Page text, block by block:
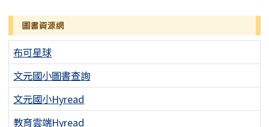
圖書資源網
布可星球
文元國小圖書查詢
文元國小Hyread
教育雲端Hyread